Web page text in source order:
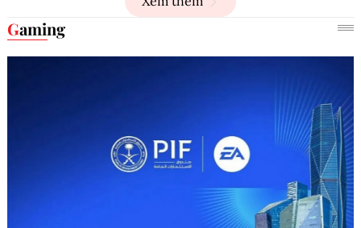
Gaming